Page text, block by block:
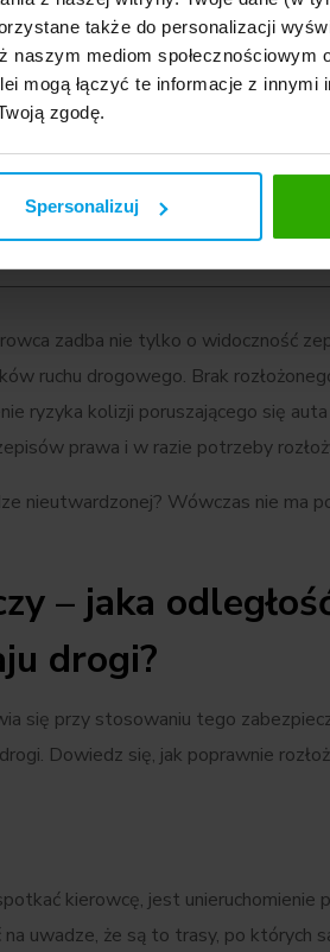
także do personalizacji
naszym mediom społecznościowym
mogą łączyć te informacje z innymi
zgodę.
Spersonalizuj
Ile kosztuje holowanie
Holowanie samochodu krok po
są koszty, kiedy można holować,
oznakowanie są wymagane oraz
zadba nie tylko o widoczność
ruchu drogowego. Brak
ryzyka kolizji poruszającego się
prawa i w razie potrzeby
nieutwardzonej? Wówczas nie ma
– jaka
drogi?
się przy stosowaniu tego
Dowiedz się, jak poprawnie
kierowcę, jest unieruchomienie
uwadze, że są to trasy, po których